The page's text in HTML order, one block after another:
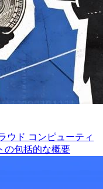
ウド コンピューティ
の包括的な概要